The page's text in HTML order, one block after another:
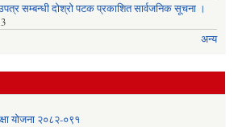
सम्बन्धी दोश्रो पटक प्रकाशित सार्वजनिक सूचना ।
अन्य
योजना २०८२-०९१